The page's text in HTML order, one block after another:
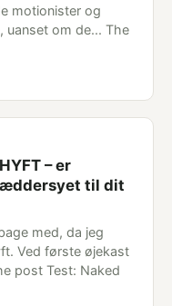
motionister og
uanset om de... The
– er
til dit
med, da jeg
Ved første øjekast
post Test: Naked